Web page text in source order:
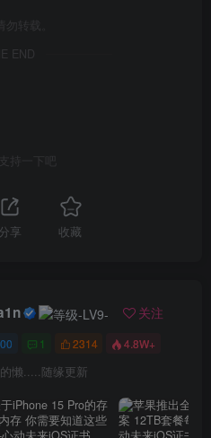
转载。
END
持一下吧
分享 收藏
关注
1 2314 4.8W+
懒.....随缘更新